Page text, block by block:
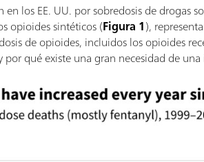
los EE. UU. por sobredosis de drogas
opioides sintéticos (Figura 1),
de opioides, incluidos los opioides
qué existe una gran necesidad de